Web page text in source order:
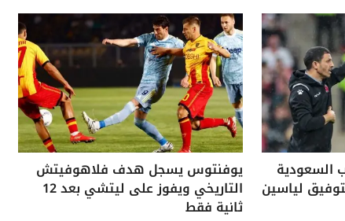
السعودية
لياسين
يوفنتوس يسجل هدف فلاهوفيتش
التاريخي ويفوز على ليتشي بعد 12
ثانية فقط